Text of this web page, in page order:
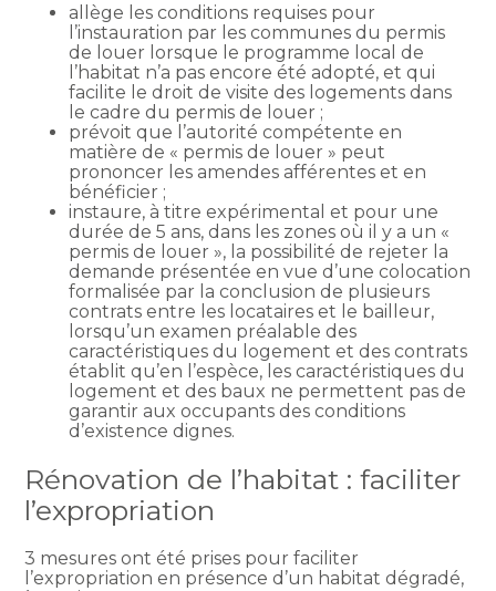
allège les conditions requises pour
l’instauration par les communes du permis
de louer lorsque le programme local de
l’habitat n’a pas encore été adopté, et qui
facilite le droit de visite des logements dans
le cadre du permis de louer ;
prévoit que l’autorité compétente en
matière de « permis de louer » peut
prononcer les amendes afférentes et en
bénéficier ;
instaure, à titre expérimental et pour une
durée de 5 ans, dans les zones où il y a un «
permis de louer », la possibilité de rejeter la
demande présentée en vue d’une colocation
formalisée par la conclusion de plusieurs
contrats entre les locataires et le bailleur,
lorsqu’un examen préalable des
caractéristiques du logement et des contrats
établit qu’en l’espèce, les caractéristiques du
logement et des baux ne permettent pas de
garantir aux occupants des conditions
d’existence dignes.
Rénovation de l’habitat : faciliter
l’expropriation
3 mesures ont été prises pour faciliter
l’expropriation en présence d’un habitat dégradé,